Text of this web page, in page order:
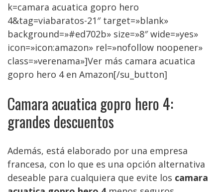
k=camara acuatica gopro hero
4&tag=viabaratos-21″ target=»blank»
background=»#ed702b» size=»8″ wide=»yes»
icon=»icon:amazon» rel=»nofollow noopener»
class=»verenama»]Ver más camara acuatica
gopro hero 4 en Amazon[/su_button]
Camara acuatica gopro hero 4:
grandes descuentos
Además, está elaborado por una empresa
francesa, con lo que es una opción alternativa
deseable para cualquiera que evite los camara